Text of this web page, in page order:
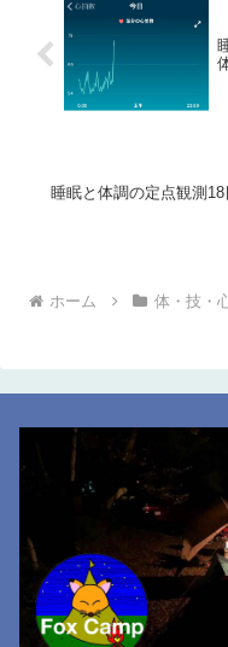
睡眠と体調の定点観測
ホーム 体・技・